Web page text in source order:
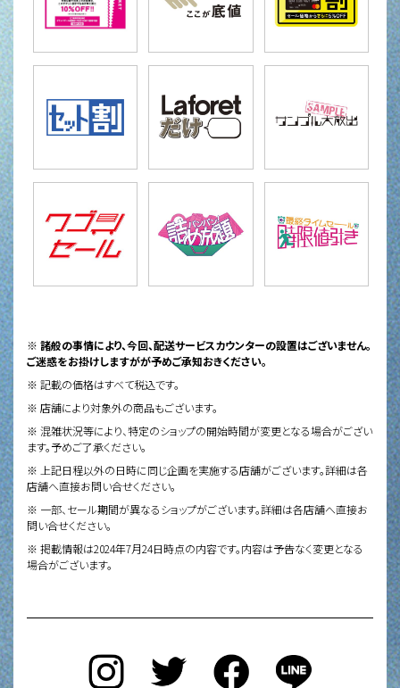
※ 諸般の事情により、今回、配送サービスカウンターの設置はございません。
ご迷惑をお掛けしますがが予めご承知おきください。
※ 記載の価格はすべて税込です。
※ 店舗により対象外の商品もございます。
※ 混雑状況等により、特定のショップの開始時間が変更となる場合がござい
ます。予めご了承ください。
※ 上記日程以外の日時に同じ企画を実施する店舗がございます。詳細は各
店舗へ直接お問い合せください。
※ 一部、セール期間が異なるショップがございます。詳細は各店舗へ直接お
問い合せください。
※ 掲載情報は2024年7月24日時点の内容です。内容は予告なく変更となる
場合がございます。
Instagram Facebook